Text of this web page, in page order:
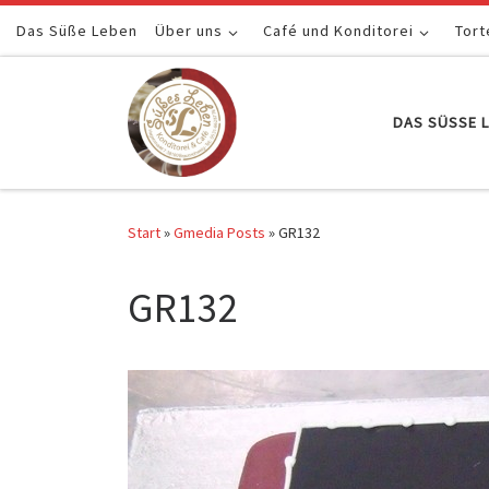
Zum Inhalt springen
Das Süße Leben Über uns Café und Konditorei
DAS SÜSSE
Start»Gmedia Posts »GR132
GR132